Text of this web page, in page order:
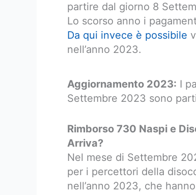
partire dal giorno 8
Lo scorso anno i
Da qui invece è possibile
nell’anno 2023.
Aggiornamento 2023: I
Settembre 2023 sono
Rimborso 730 Naspi e
Arriva?
Nel mese di Settembre
per i percettori della
nell’anno 2023, che